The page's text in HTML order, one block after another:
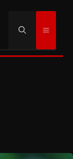
Menu